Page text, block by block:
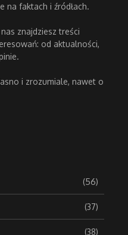
na faktach i źródłach.
znajdziesz treści
od aktualności,
i zrozumiale, nawet o
(56)
(37)
(38)